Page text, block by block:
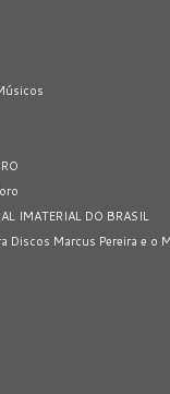
IMATERIAL DO BRASIL
Discos Marcus Pereira e o